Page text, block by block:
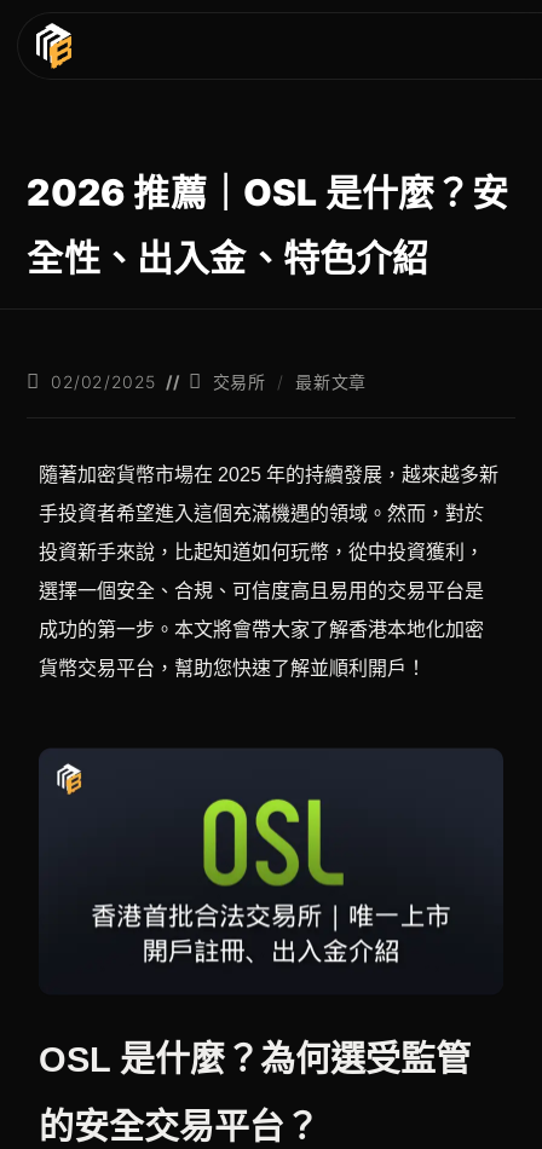
2026 推薦｜OSL 是什麼？安
全性、出入金、特色介紹
02/02/2025 交易所 / 最新文章
隨著加密貨幣市場在 2025 年的持續發展，越來越多新
手投資者希望進入這個充滿機遇的領域。然而，對於
投資新手來說，比起知道如何玩幣，從中投資獲利，
選擇一個安全、合規、可信度高且易用的交易平台是
成功的第一步。本文將會帶大家了解香港本地化加密
貨幣交易平台，幫助您快速了解並順利開戶！
OSL 是什麼？為何選受監管
的安全交易平台？